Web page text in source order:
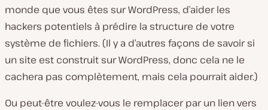
monde que vous êtes sur WordPress, d’aider les
hackers potentiels à prédire la structure de votre
système de fichiers. (Il y a d’autres façons de savoir si
un site est construit sur WordPress, donc cela ne le
cachera pas complètement, mais cela pourrait aider.)
Ou peut-être voulez-vous le remplacer par un lien vers